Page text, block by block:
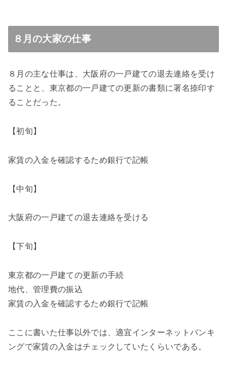
８月の大家の仕事
８月の主な仕事は、大阪府の一戸建ての退去連絡を受け
ることと、東京都の一戸建ての更新の書類に署名捺印す
ることだった。
【初旬】
家賃の入金を確認するため銀行で記帳
【中旬】
大阪府の一戸建ての退去連絡を受ける
【下旬】
東京都の一戸建ての更新の手続
地代、管理費の振込
家賃の入金を確認するため銀行で記帳
ここに書いた仕事以外では、適宜インターネットバンキ
ングで家賃の入金はチェックしていたくらいである。